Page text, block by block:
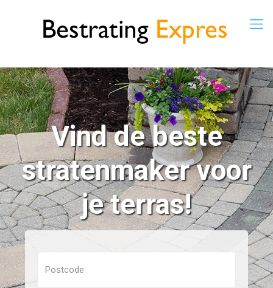
Vind de beste
stratenmaker voor
je terras!